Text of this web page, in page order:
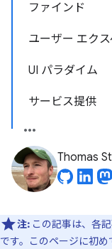
ファインド
ユーザー エク
UI パラダイム
サービス提供
Thomas
注: この記事は、各
です。このページに初め